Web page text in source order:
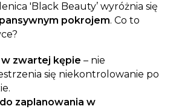
'Black Beauty’ wyróżnia się
pokrojem. Co to
w zwartej kępie – nie
się niekontrolowanie po
zaplanowania w